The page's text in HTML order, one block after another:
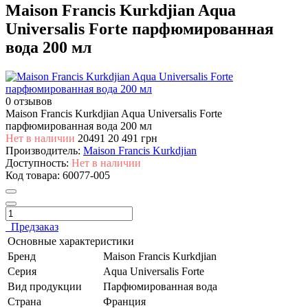
Maison Francis Kurkdjian Aqua
Universalis Forte парфюмированная
вода 200 мл
0 отзывов
Maison Francis Kurkdjian Aqua Universalis Forte
парфюмированная вода 200 мл
Нет в наличии 20491 20 491 грн
Производитель: Maison Francis Kurkdjian
Доступность: Нет в наличии
Код товара: 60077-005
Предзаказ
Основные характеристики
Бренд
Maison Francis Kurkdjian
Серия
Aqua Universalis Forte
Вид продукции
Парфюмированная вода
Страна
Франция